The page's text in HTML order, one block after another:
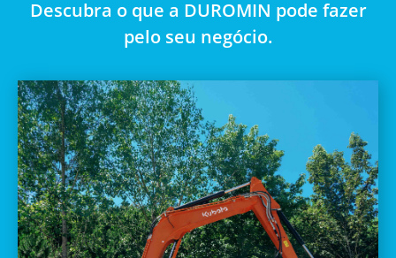
Descubra o que a DUROMIN pode fazer
pelo seu negócio.